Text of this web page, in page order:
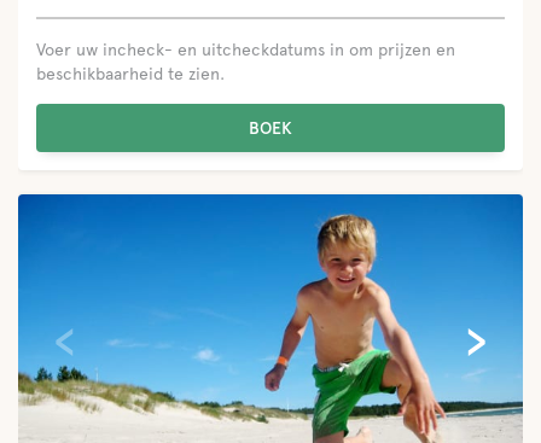
Voer uw incheck- en uitcheckdatums in om prijzen en
beschikbaarheid te zien.
BOEK
›
‹